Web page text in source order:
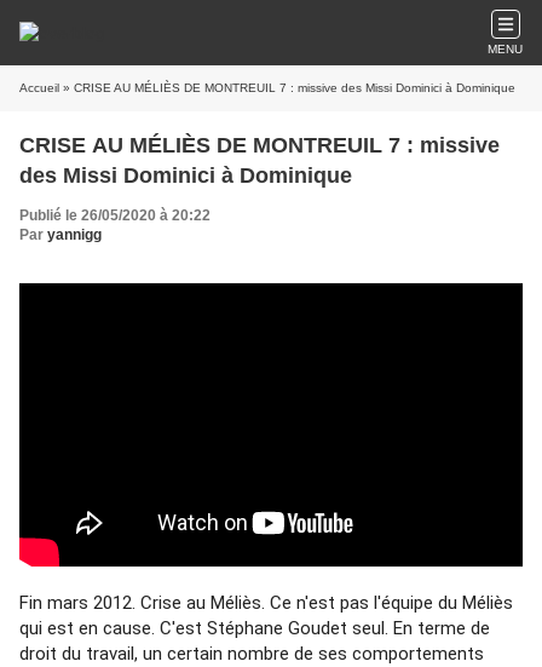
MENU
Accueil » CRISE AU MÉLIÈS DE MONTREUIL 7 : missive des Missi Dominici à Dominique
CRISE AU MÉLIÈS DE MONTREUIL 7 : missive
des Missi Dominici à Dominique
Publié le 26/05/2020 à 20:22
Par yannigg
Fin mars 2012. Crise au Méliès. Ce n'est pas l'équipe du Méliès
qui est en cause. C'est Stéphane Goudet seul. En terme de
droit du travail, un certain nombre de ses comportements